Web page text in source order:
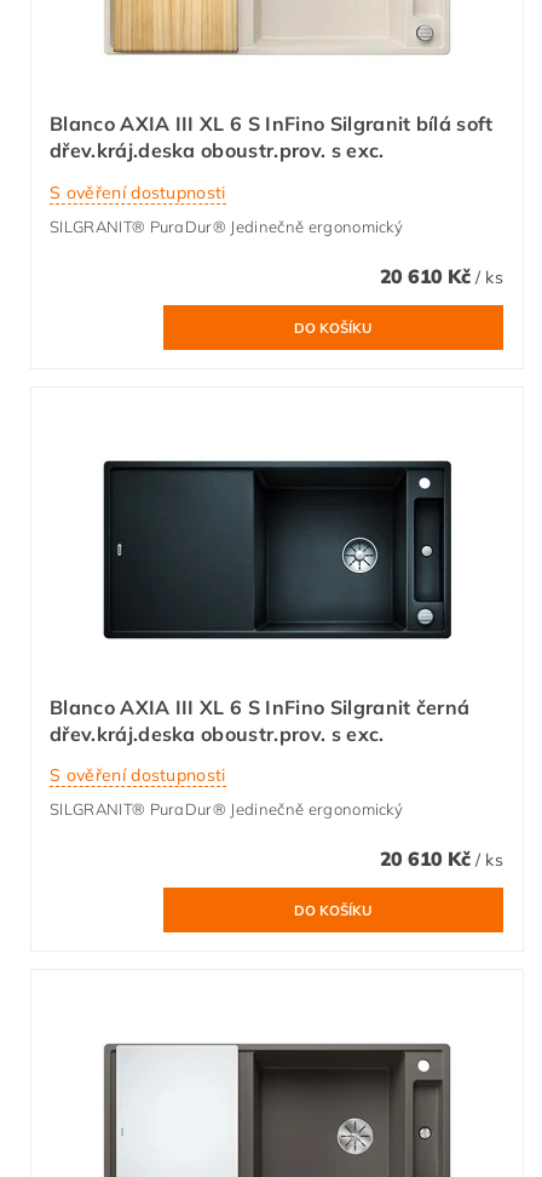
Blanco AXIA III XL 6 S InFino Silgranit bílá soft
dřev.kráj.deska oboustr.prov. s exc.
S ověření dostupnosti
SILGRANIT® PuraDur® Jedinečně ergonomický
20 610 Kč / ks
Blanco AXIA III XL 6 S InFino Silgranit černá
dřev.kráj.deska oboustr.prov. s exc.
S ověření dostupnosti
SILGRANIT® PuraDur® Jedinečně ergonomický
20 610 Kč / ks